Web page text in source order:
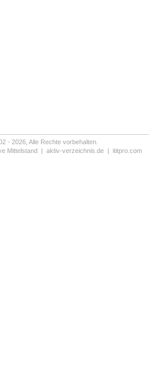
- 2026, Alle Rechte vorbehalten.
Mittelstand | aktiv-verzeichnis.de | ititpro.com